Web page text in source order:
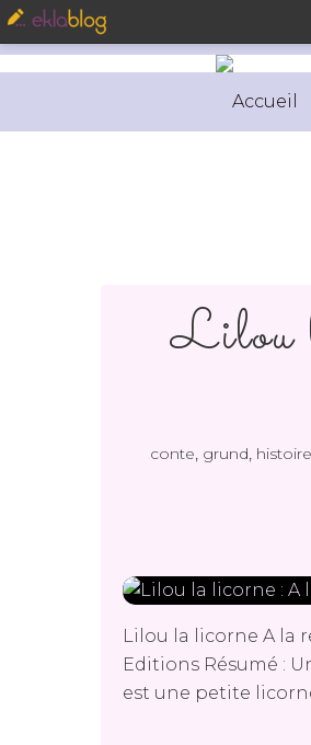
Accueil
Lilou
conte, grund, histoire
Lilou la licorne A la
Editions Résumé :
est une petite